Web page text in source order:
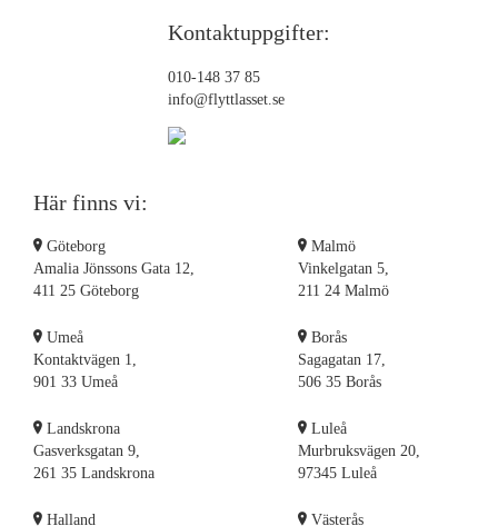
Flyttstädning Salem
Flyttstädning Landvetter
Flyttstädning Lerum
Flyttstädning Nynäshamn
Flyttstädning Örebro
Flyttstädning Laholm
Flyttstädning Partille
Flyttstädning Lycksele
Flyttstädning Örnsköldsvik
Flyttstädning Nykvarn
Flyttstädning Norrtälje
Flyttstädning Linköping
Flyttstädning Kungsbacka
Kontaktuppgifter:
010-148 37 85
info@flyttlasset.se
Här finns vi:
Göteborg
Amalia Jönssons Gata 12,
411 25 Göteborg
Malmö
Vinkelgatan 5,
211 24 Malmö
Umeå
Kontaktvägen 1,
901 33 Umeå
Borås
Sagagatan 17,
506 35 Borås
Landskrona
Gasverksgatan 9,
261 35 Landskrona
Luleå
Murbruksvägen 20,
97345 Luleå
Halland Västerås